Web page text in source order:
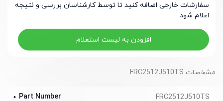
سفارشات خارجی اضافه کنید تا توسط کارشناسان بررسی و نتیجه
اعلام شود.
افزودن به لیست استعلام
مشخصات FRC2512J510TS
FRC2512J510TS
Part Number